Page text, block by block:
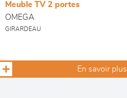
Meuble TV 2 portes
OMEGA
GIRARDEAU
En savoir plus